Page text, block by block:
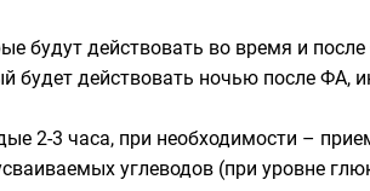
будут действовать во время и
будет действовать ночью после ФА,
2-3 часа, при необходимости –
углеводов (при уровне